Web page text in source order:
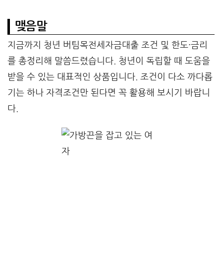
맺음말
지금까지 청년 버팀목전세자금대출 조건 및 한도·금리
를 총정리해 말씀드렸습니다. 청년이 독립할 때 도움을
받을 수 있는 대표적인 상품입니다. 조건이 다소 까다롭
기는 하나 자격조건만 된다면 꼭 활용해 보시기 바랍니
다.